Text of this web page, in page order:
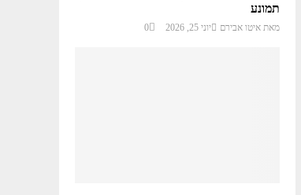
תמונע
מאת איטו אבירם יוני 25, 2026 0